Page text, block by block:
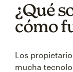
¿Qué
cómo
Los
mucha